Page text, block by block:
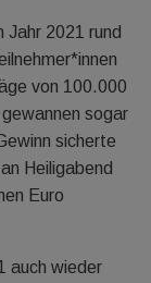
Jahr 2021 rund
von 100.000
sogar
sicherte
Heiligabend
Euro
auch wieder